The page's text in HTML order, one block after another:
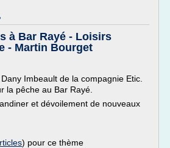
à Bar Rayé - Loisirs
- Martin Bourget
Imbeault de la compagnie Etic.
la pêche au Bar Rayé.
et dévoilement de nouveaux
) pour ce thème